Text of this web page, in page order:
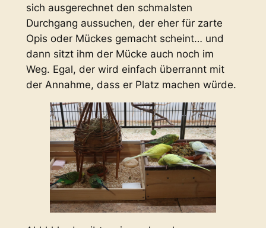
sich ausgerechnet den schmalsten
Durchgang aussuchen, der eher für zarte
Opis oder Mückes gemacht scheint… und
dann sitzt ihm der Mücke auch noch im
Weg. Egal, der wird einfach überrannt mit
der Annahme, dass er Platz machen würde.